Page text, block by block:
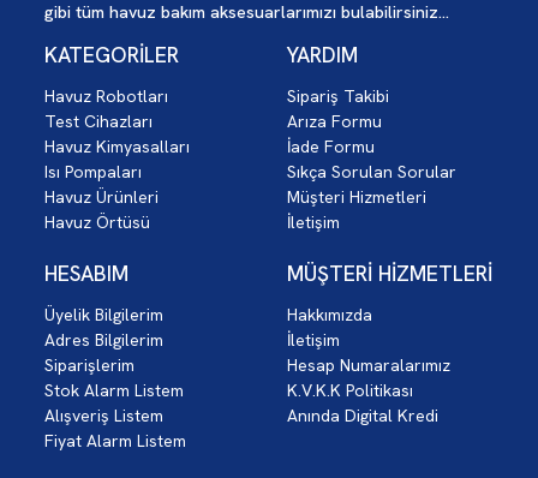
gibi tüm havuz bakım aksesuarlarımızı bulabilirsiniz...
KATEGORİLER
Havuz Robotları
Test Cihazları
Havuz Kimyasalları
Isı Pompaları
Havuz Ürünleri
Havuz Örtüsü
YARDIM
Sipariş Takibi
Arıza Formu
İade Formu
Sıkça Sorulan Sorular
Müşteri Hizmetleri
İletişim
HESABIM
Üyelik Bilgilerim
Adres Bilgilerim
Siparişlerim
Stok Alarm Listem
Alışveriş Listem
Fiyat Alarm Listem
MÜŞTERİ HİZMETLERİ
Hakkımızda
İletişim
Hesap Numaralarımız
K.V.K.K Politikası
Anında Digital Kredi